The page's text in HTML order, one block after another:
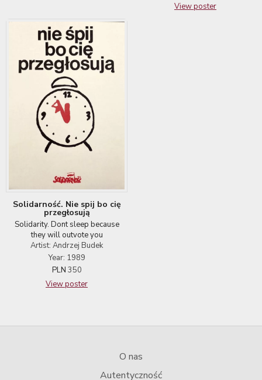
View poster
Solidarność. Nie spij bo cię
przegłosują
Solidarity. Dont sleep because
they will outvote you
Artist: Andrzej Budek
Year: 1989
PLN 350
View poster
O nas
Autentyczność